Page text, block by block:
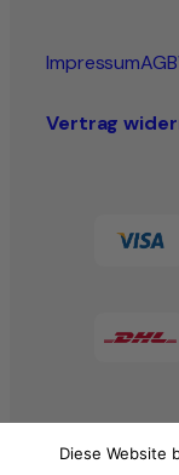
ImpressumAGB
Vertrag
Diese Website